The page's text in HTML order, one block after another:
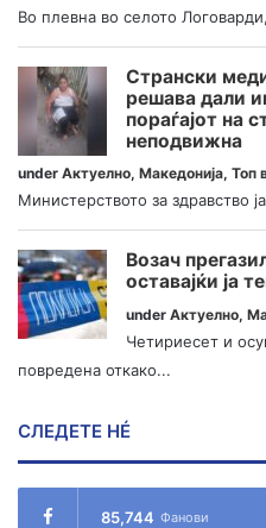
Во плевна во селото
Странски
решава дали
пораѓајот на
неподвижна
under Актуелно, Македонија, Топ
Министерството за здравство
Возач
оставајќи ја
under Актуелно,
Четириесет и
повредена откако...
СЛЕДЕТЕ НÉ
85,744 Фанови